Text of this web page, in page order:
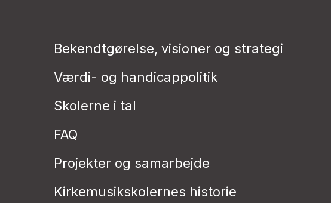
Bekendtgørelse, visioner og strategi
Værdi- og handicappolitik
Skolerne i tal
FAQ
Projekter og samarbejde
Kirkemusikskolernes historie